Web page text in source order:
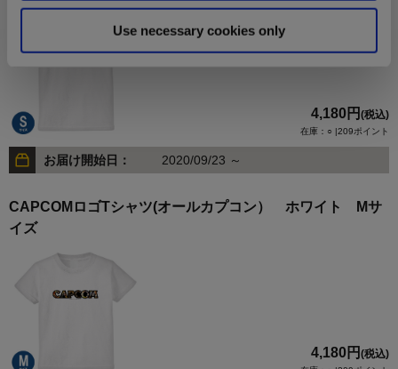
Use necessary cookies only
4,180円 (税込)
在庫：○ |209ポイント
お届け開始日： 2020/09/23 ～
CAPCOMロゴTシャツ(オールカプコン） ホワイト Mサ
イズ
4,180円 (税込)